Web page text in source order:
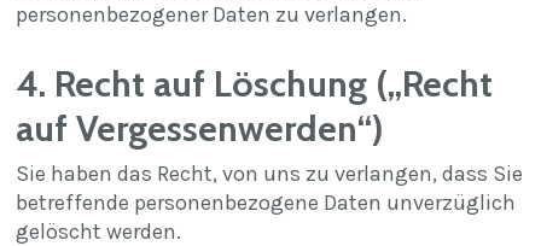
personenbezogener Daten zu verlangen.
4. Recht auf Löschung („Recht
auf Vergessenwerden“)
Sie haben das Recht, von uns zu verlangen, dass Sie
betreffende personenbezogene Daten unverzüglich
gelöscht werden.